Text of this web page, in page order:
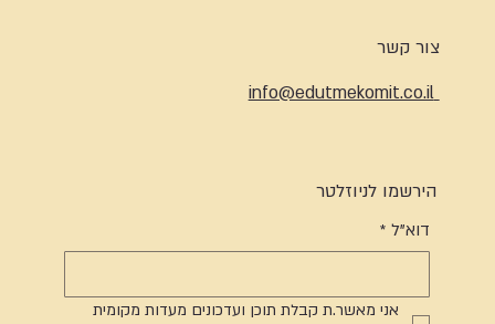
צור קשר
info@edutmekomit.co.il
הירשמו לניוזלטר
דוא"ל *
אני מאשר.ת קבלת תוכן ועדכונים מעדות מקומית